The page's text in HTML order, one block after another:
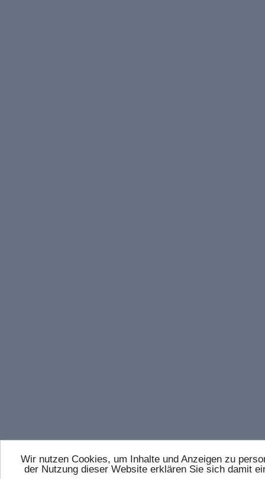
Wir nutzen Cookies, um Inhalte und Anzeigen zu
der Nutzung dieser Website erklären Sie sich damit